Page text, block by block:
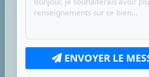
ENVOYER LE